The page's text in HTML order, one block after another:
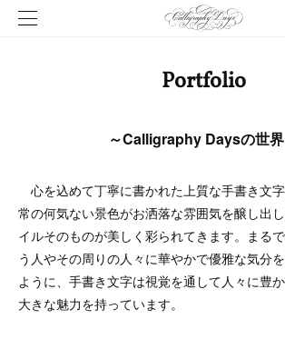
Portfolio
～Calligraphy Daysの世
心を込めて丁寧に書かれた上質な手書き文
常の何気ない景色がお洒落な雰囲気を醸し出
イルそのものが美しく彩られてきます。まる
う人やその周りの人々に華やかで優雅な気分
ように、手書き文字は視覚を通して人々に豊
大きな魅力を持っています。